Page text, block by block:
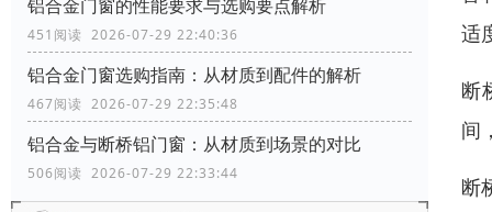
铝合金门窗的性能要求与选购要点解析
451阅读 2026-07-29 22:40:36
铝合金门窗选购指南：从材质到配件的解析
467阅读 2026-07-29 22:35:48
铝合金与断桥铝门窗：从材质到场景的对比
506阅读 2026-07-29 22:33:44
适
断
间
断